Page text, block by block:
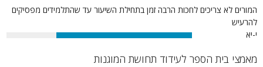
המורים לא צריכים לחכות הרבה זמן בתחילת השיעור עד שהתלמידים מפסיקים
להרעיש
י-יא
73%
מאמצי בית הספר לעידוד תחושת המוגנות